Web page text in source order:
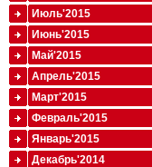
Июль'2015
Июнь'2015
Май'2015
Апрель'2015
Март'2015
Февраль'2015
Январь'2015
Декабрь'2014